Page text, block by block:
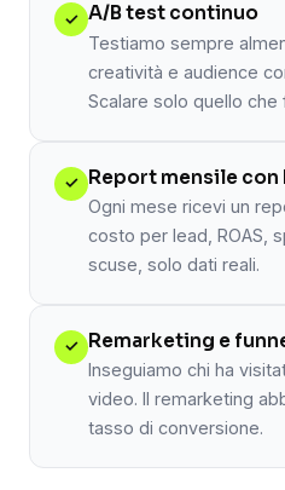
✓ A/B test continuo
Testiamo sempre
creatività e audience
Scalare solo quello che
✓ Report mensile
Ogni mese ricevi un
costo per lead, ROAS,
scuse, solo dati reali.
✓ Remarketing e
Inseguiamo chi ha
video. Il remarketing
tasso di conversione.